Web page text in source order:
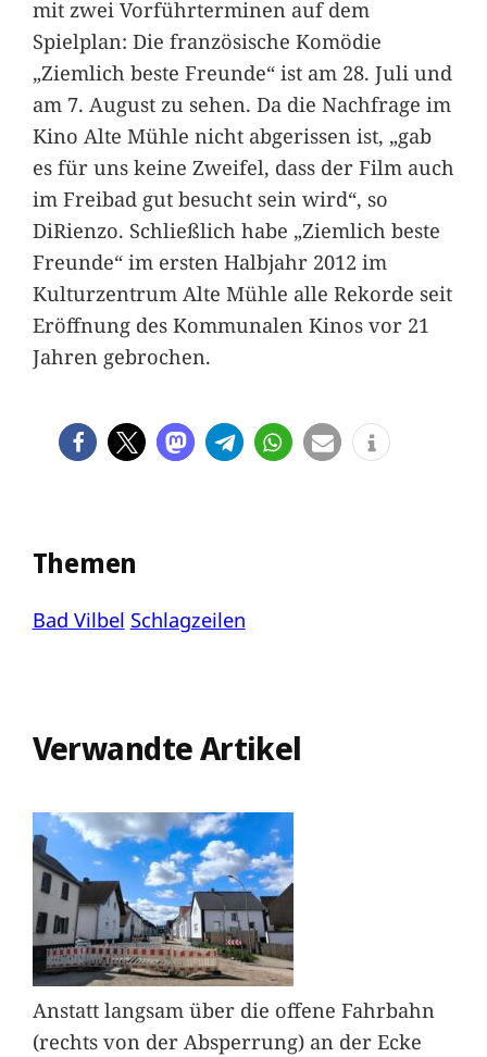
mit zwei Vorführterminen auf dem
Spielplan: Die französische Komödie
„Ziemlich beste Freunde“ ist am 28. Juli und
am 7. August zu sehen. Da die Nachfrage im
Kino Alte Mühle nicht abgerissen ist, „gab
es für uns keine Zweifel, dass der Film auch
im Freibad gut besucht sein wird“, so
DiRienzo. Schließlich habe „Ziemlich beste
Freunde“ im ersten Halbjahr 2012 im
Kulturzentrum Alte Mühle alle Rekorde seit
Eröffnung des Kommunalen Kinos vor 21
Jahren gebrochen.
Themen
Bad Vilbel Schlagzeilen
Verwandte Artikel
Anstatt langsam über die offene Fahrbahn
(rechts von der Absperrung) an der Ecke